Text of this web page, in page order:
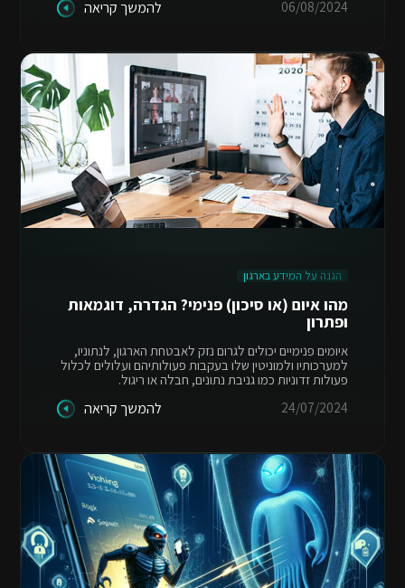
06/08/2024
להמשך קריאה
הגנה על המידע בארגון
מהו איום (או סיכון) פנימי? הגדרה, דוגמאות
ופתרון
איומים פנימיים יכולים לגרום נזק לאבטחת הארגון, לנתוניו,
למערכותיו ולמוניטין שלו בעקבות פעולותיהם ועלולים לכלול
פעולות זדוניות כמו גניבת נתונים, חבלה או ריגול.
24/07/2024
להמשך קריאה